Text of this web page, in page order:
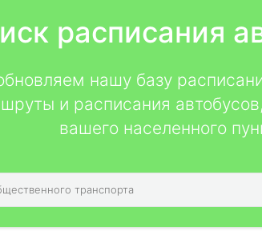
расписания
нашу базу
и расписания
вашего населенного